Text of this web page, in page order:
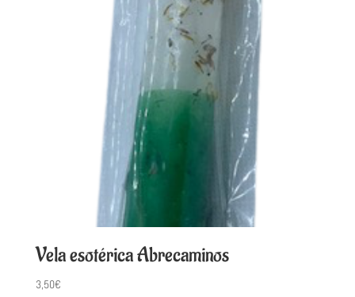
Vela esotérica Abrecaminos
3,50€